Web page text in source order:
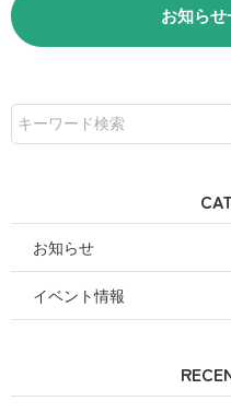
お知ら
お知らせ
イベント情報